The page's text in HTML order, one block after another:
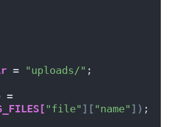
= "uploads/" ;
"file" ][ "name" ]) ;